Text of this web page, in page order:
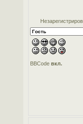
BBCodeвкл.